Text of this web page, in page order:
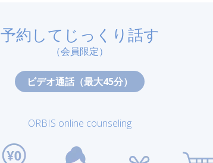
予約してじっくり話す
（会員限定）
ビデオ通話（最大45分）
ORBIS online counseling